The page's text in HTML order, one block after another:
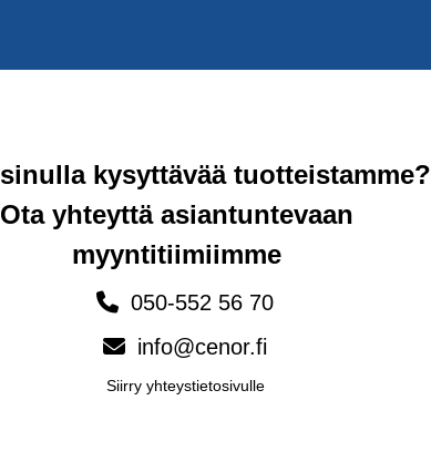
kysyttävää tuotteistamme?
Ota yhteyttä asiantuntevaan
myyntitiimiimme
050-552 56 70
info@cenor.fi
Siirry yhteystietosivulle